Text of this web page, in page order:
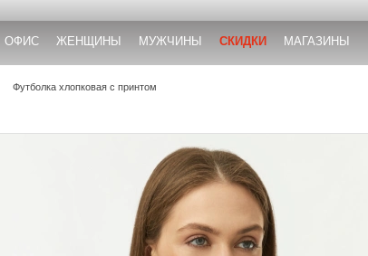
ОФИС ЖЕНЩИНЫ МУЖЧИНЫ СКИДКИ МАГАЗИНЫ
Футболка хлопковая с принтом